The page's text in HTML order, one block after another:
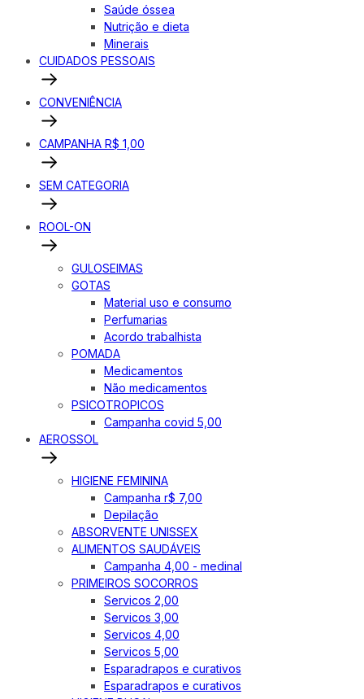
Saúde óssea
Nutrição e dieta
Minerais
CUIDADOS PESSOAIS
CONVENIÊNCIA
CAMPANHA R$ 1,00
SEM CATEGORIA
ROOL-ON
GULOSEIMAS
GOTAS
Material uso e consumo
Perfumarias
Acordo trabalhista
POMADA
Medicamentos
Não medicamentos
PSICOTROPICOS
Campanha covid 5,00
AEROSSOL
HIGIENE FEMININA
Campanha r$ 7,00
Depilação
ABSORVENTE UNISSEX
ALIMENTOS SAUDÁVEIS
Campanha 4,00 - medinal
PRIMEIROS SOCORROS
Servicos 2,00
Servicos 3,00
Servicos 4,00
Servicos 5,00
Esparadrapos e curativos
Esparadrapos e curativos